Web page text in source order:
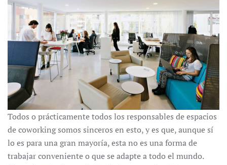
Todos o prácticamente todos los responsables de espacios
de coworking somos sinceros en esto, y es que, aunque sí
lo es para una gran mayoría, esta no es una forma de
trabajar conveniente o que se adapte a todo el mundo.